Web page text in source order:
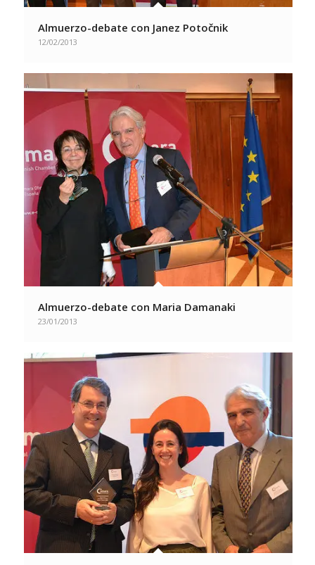
Almuerzo-debate con Janez Potočnik
12/02/2013
Almuerzo-debate con Maria Damanaki
23/01/2013